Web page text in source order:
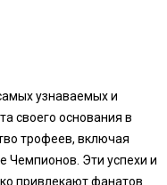
узнаваемых и
своего основания в
трофеев, включая
Чемпионов. Эти успехи и
привлекают фанатов